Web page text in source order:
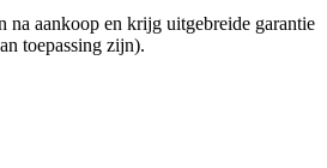
na aankoop en krijg uitgebreide garantie
toepassing zijn).